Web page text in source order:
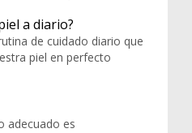
a diario?
de cuidado diario que
piel en perfecto
adecuado es